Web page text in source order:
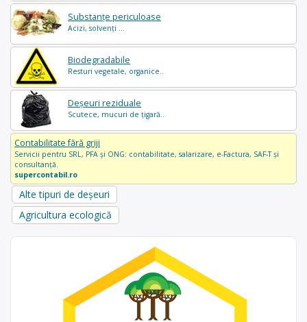
Substanțe periculoase
Acizi, solvenți ...
Biodegradabile
Resturi vegetale, organice..
Deșeuri reziduale
Scutece, mucuri de țigară..
Contabilitate fără griji
Servicii pentru SRL, PFA și ONG: contabilitate, salarizare, e-Factura, SAF-T și
consultanță.
supercontabil.ro
Alte tipuri de deșeuri
Agricultura ecologică